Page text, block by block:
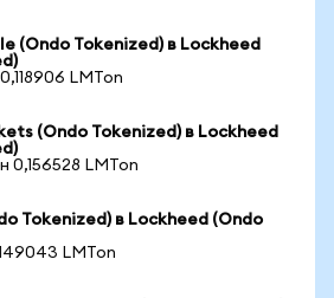
(Ondo Tokenized) в Lockheed
LMTon
(Ondo Tokenized) в Lockheed
0,156528 LMTon
Tokenized) в Lockheed (Ondo
LMTon